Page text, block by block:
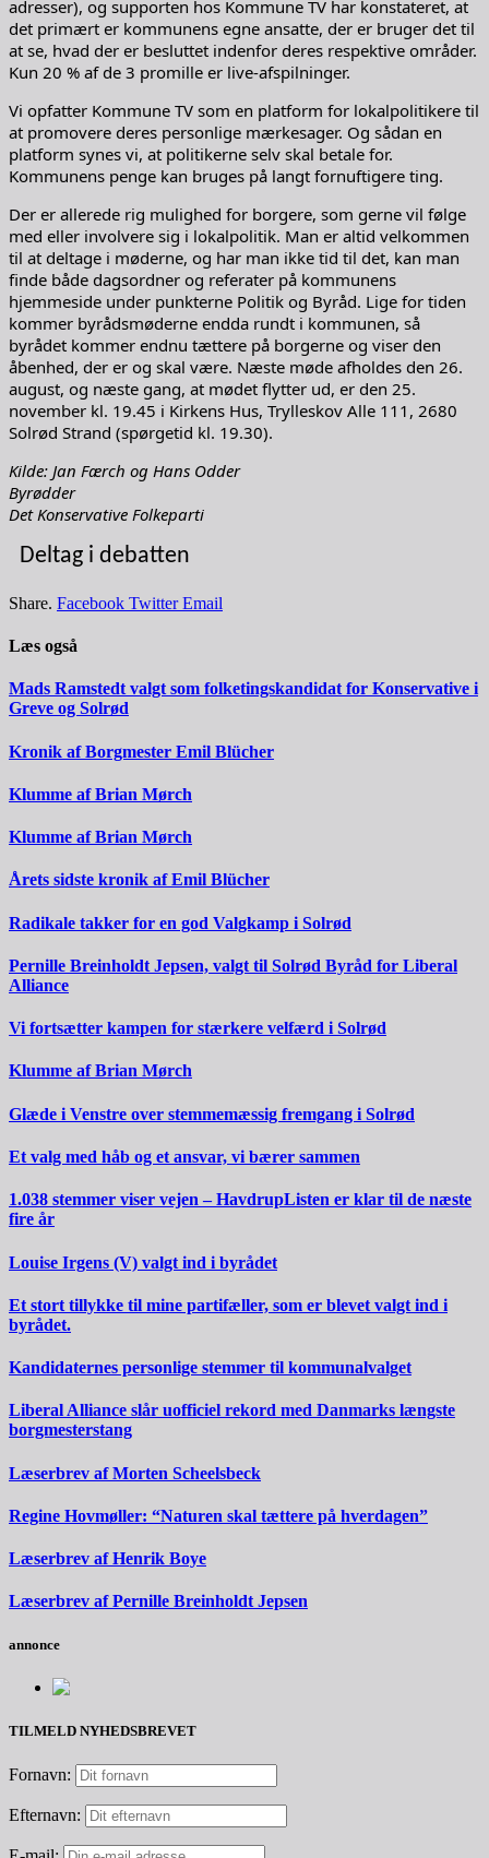
adresser), og supporten hos Kommune TV har konstateret, at
det primært er kommunens egne ansatte, der er bruger det til
at se, hvad der er besluttet indenfor deres respektive områder.
Kun 20 % af de 3 promille er live-afspilninger.
Vi opfatter Kommune TV som en platform for lokalpolitikere til
at promovere deres personlige mærkesager. Og sådan en
platform synes vi, at politikerne selv skal betale for.
Kommunens penge kan bruges på langt fornuftigere ting.
Der er allerede rig mulighed for borgere, som gerne vil følge
med eller involvere sig i lokalpolitik. Man er altid velkommen
til at deltage i møderne, og har man ikke tid til det, kan man
finde både dagsordner og referater på kommunens
hjemmeside under punkterne Politik og Byråd. Lige for tiden
kommer byrådsmøderne endda rundt i kommunen, så
byrådet kommer endnu tættere på borgerne og viser den
åbenhed, der er og skal være. Næste møde afholdes den 26.
august, og næste gang, at mødet flytter ud, er den 25.
november kl. 19.45 i Kirkens Hus, Trylleskov Alle 111, 2680
Solrød Strand (spørgetid kl. 19.30).
Kilde: Jan Færch og Hans Odder
Byrødder
Det Konservative Folkeparti
Deltag i debatten
Share. Facebook Twitter Email
Læs også
Mads Ramstedt valgt som folketingskandidat for Konservative i
Greve og Solrød
Kronik af Borgmester Emil Blücher
Klumme af Brian Mørch
Klumme af Brian Mørch
Årets sidste kronik af Emil Blücher
Radikale takker for en god Valgkamp i Solrød
Pernille Breinholdt Jepsen, valgt til Solrød Byråd for Liberal
Alliance
Vi fortsætter kampen for stærkere velfærd i Solrød
Klumme af Brian Mørch
Glæde i Venstre over stemmemæssig fremgang i Solrød
Et valg med håb og et ansvar, vi bærer sammen
1.038 stemmer viser vejen – HavdrupListen er klar til de næste
fire år
Louise Irgens (V) valgt ind i byrådet
Et stort tillykke til mine partifæller, som er blevet valgt ind i
byrådet.
Kandidaternes personlige stemmer til kommunalvalget
Liberal Alliance slår uofficiel rekord med Danmarks længste
borgmesterstang
Læserbrev af Morten Scheelsbeck
Regine Hovmøller: “Naturen skal tættere på hverdagen”
Læserbrev af Henrik Boye
Læserbrev af Pernille Breinholdt Jepsen
annonce
TILMELD NYHEDSBREVET
Fornavn:
Efternavn: